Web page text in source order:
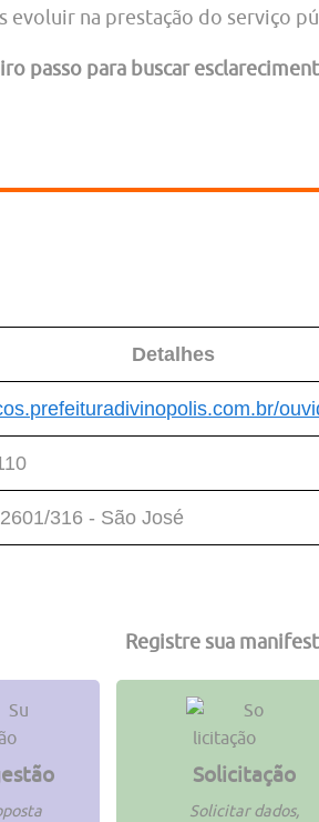
na prestação do serviço
passo para buscar
Detalhes
316 - São José
Registre sua
Solicitação
Solicitar dados,